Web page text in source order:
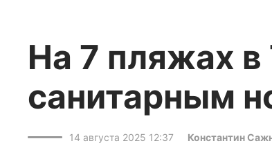
На 7 пляжах в
санитарным
14 августа 2025 12:37 Константин